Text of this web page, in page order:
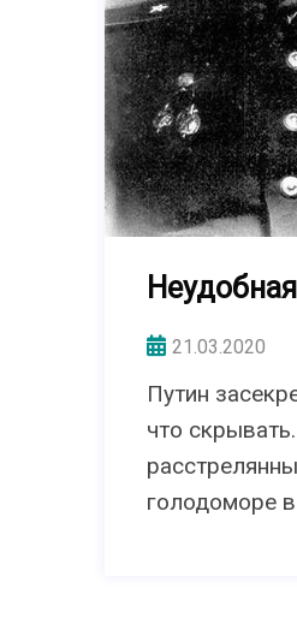
21.03.2020
Путин
что
голодоморе